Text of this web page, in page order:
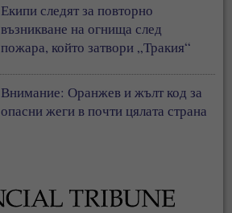
Екипи следят за повторно
възникване на огнища след
пожара, който затвори „Тракия“
Внимание: Оранжев и жълт код за
опасни жеги в почти цялата страна